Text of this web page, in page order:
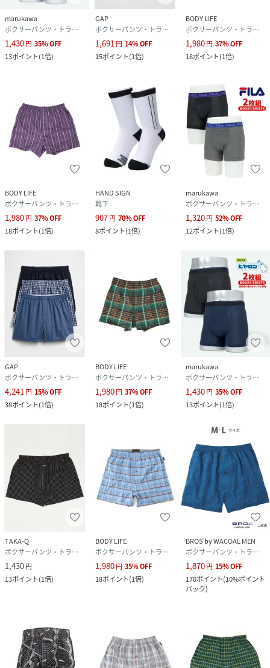
marukawa
ボクサーパンツ・トランクス
1,430円 35%OFF
13ポイント(1倍)
GAP
ボクサーパンツ・トランクス
1,691円 14%OFF
15ポイント(1倍)
BODY LIFE
ボクサーパンツ・トランクス
1,980円 37%OFF
18ポイント(1倍)
BODY LIFE
ボクサーパンツ・トランクス
1,980円 37%OFF
18ポイント(1倍)
HAND SIGN
靴下
907円 70%OFF
8ポイント(1倍)
marukawa
ボクサーパンツ・トランクス
1,320円 52%OFF
12ポイント(1倍)
GAP
ボクサーパンツ・トランクス
4,241円 15%OFF
38ポイント(1倍)
BODY LIFE
ボクサーパンツ・トランクス
1,980円 37%OFF
18ポイント(1倍)
marukawa
ボクサーパンツ・トランクス
1,430円 35%OFF
13ポイント(1倍)
TAKA-Q
ボクサーパンツ・トランクス
1,430円
13ポイント(1倍)
BODY LIFE
ボクサーパンツ・トランクス
1,980円 35%OFF
18ポイント(1倍)
BROS by WACOAL MEN
ボクサーパンツ・トランクス
1,870円 15%OFF
170ポイント(10%ポイント
バック)